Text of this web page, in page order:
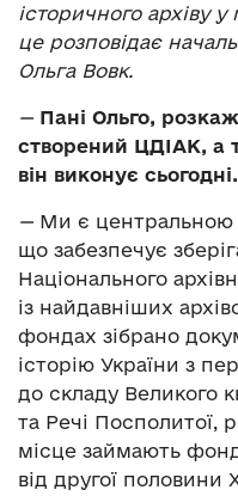
історичного архіву
це розповідає
Ольга Вовк.
— Пані Ольго,
створений ЦДІАК, а
він виконує сьогодні.
—Ми є центральною
що забезпечує
Національного
із найдавніших
фондах зібрано
історію України з
до складу Великого
та Речі Посполитої,
місце займають
від другої половини